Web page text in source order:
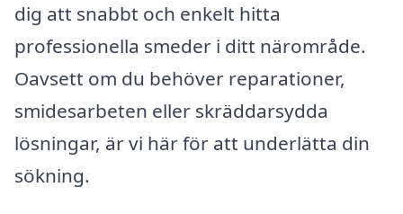
dig att snabbt och enkelt hitta
professionella smeder i ditt närområde.
Oavsett om du behöver reparationer,
smidesarbeten eller skräddarsydda
lösningar, är vi här för att underlätta din
sökning.